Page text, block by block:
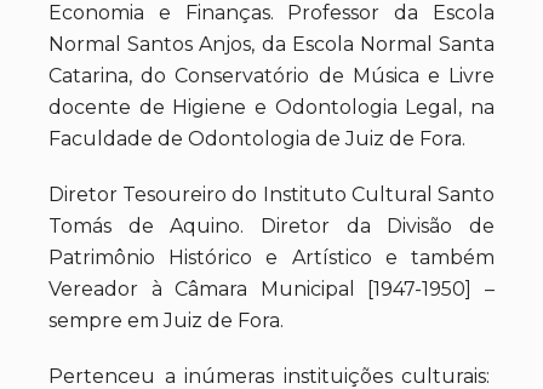
Economia e Finanças. Professor da Escola
Normal Santos Anjos, da Escola Normal Santa
Catarina, do Conservatório de Música e Livre
docente de Higiene e Odontologia Legal, na
Faculdade de Odontologia de Juiz de Fora.
Diretor Tesoureiro do Instituto Cultural Santo
Tomás de Aquino. Diretor da Divisão de
Patrimônio Histórico e Artístico e também
Vereador à Câmara Municipal [1947-1950] –
sempre em Juiz de Fora.
Pertenceu a inúmeras instituições culturais: